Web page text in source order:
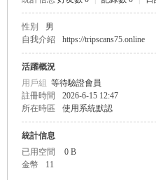
性別 男
自我介紹
https://tripscans75.online
活躍概況
用戶組 等待驗證會員
註冊時間
2026-6-15 12:47
所在時區
使用系統默認
統計信息
已用空間
0 B
金幣
11